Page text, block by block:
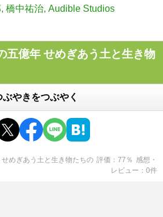
橋中祐治 Audible Studios
五億年 せめぎあう土と生き物
ぶやきをつぶやく
めぎあう土と生き物たちの 評価 77 ％ 感想・
レビュー
0件